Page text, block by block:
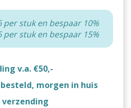
per stuk en bespaar 10%
per stuk en bespaar 15%
v.a. €50,-
besteld, morgen in huis